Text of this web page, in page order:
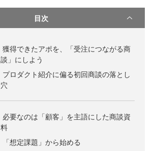
目次
獲得できたアポを、「受注につながる商
談」にしよう
プロダクト紹介に偏る初回商談の落とし
穴
必要なのは「顧客」を主語にした商談資
料
「想定課題」から始める